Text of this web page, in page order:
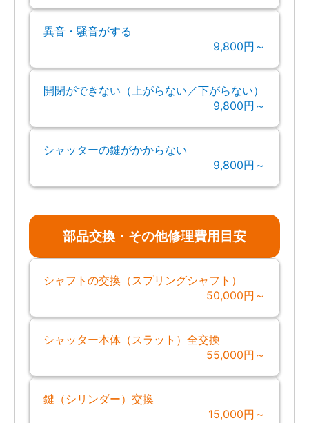
異音・騒音がする
9,800円～
開閉ができない（上がらない／下がらない）
9,800円～
シャッターの鍵がかからない
9,800円～
部品交換・その他修理費用目安
シャフトの交換（スプリングシャフト）
50,000円～
シャッター本体（スラット）全交換
55,000円～
鍵（シリンダー）交換
15,000円～